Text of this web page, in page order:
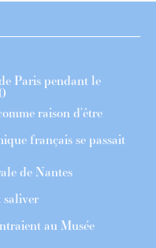
Paris pendant le
raison d’être
français se passait
de Nantes
saliver
au Musée